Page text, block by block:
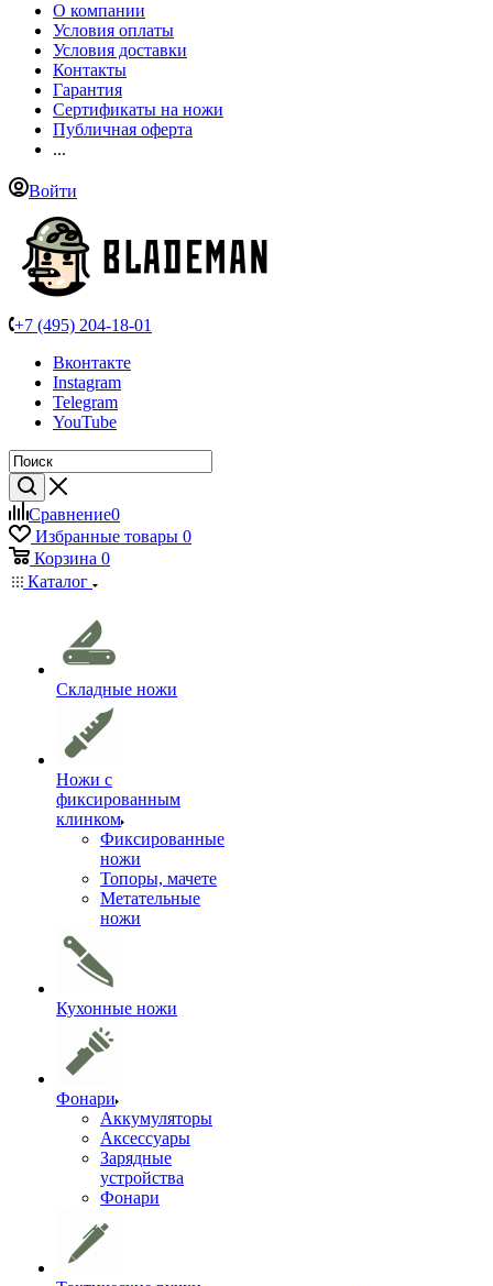
О компании
Условия оплаты
Условия доставки
Контакты
Гарантия
Сертификаты на ножи
Публичная оферта
...
Войти
+7 (495) 204-18-01
Вконтакте
Instagram
Telegram
YouTube
Сравнение0
Избранные товары 0
Корзина 0
Каталог
Складные ножи
Ножи с
фиксированным
клинком
Фиксированные
ножи
Топоры, мачете
Метательные
ножи
Кухонные ножи
Фонари
Аккумуляторы
Аксессуары
Зарядные
устройства
Фонари